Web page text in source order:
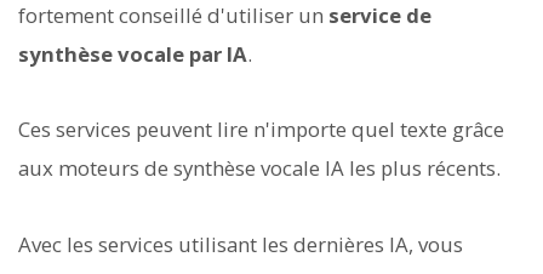
fortement conseillé d'utiliser un service de
synthèse vocale par IA.
Ces services peuvent lire n'importe quel texte grâce
aux moteurs de synthèse vocale IA les plus récents.
Avec les services utilisant les dernières IA, vous